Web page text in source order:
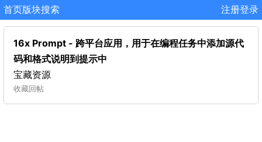
首页版块搜索 注册登录
16x Prompt - 跨平台应用，用于在编程任务中添加源代
码和格式说明到提示中
宝藏资源
收藏回帖